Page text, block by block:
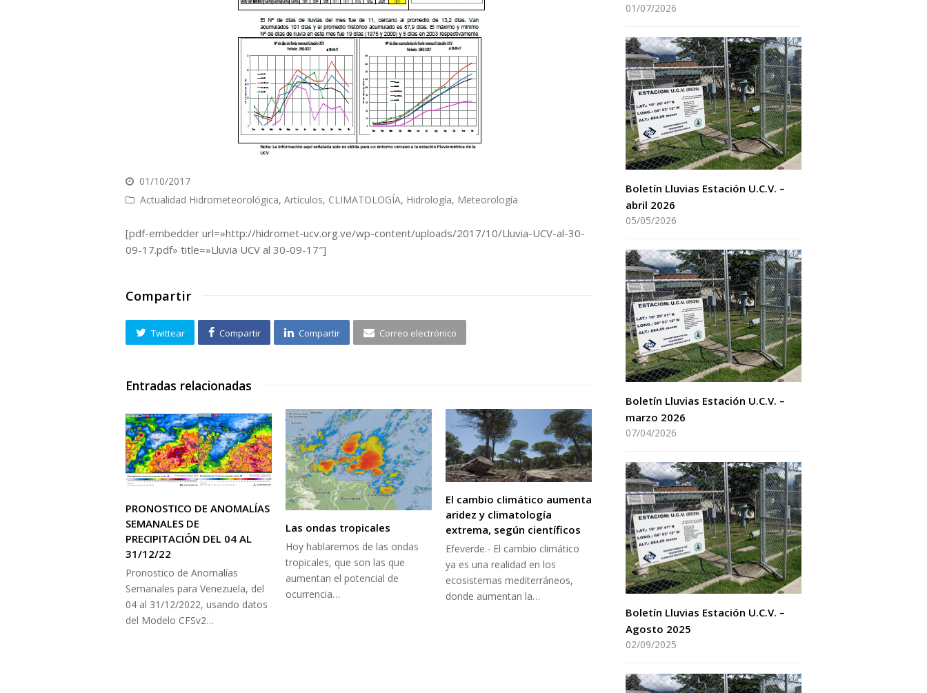
01/10/2017
Actualidad Hidrometeorológica, Artículos, CLIMATOLOGÍA, Hidrología, Meteorología
[pdf-embedder url=»http://hidromet-ucv.org.ve/wp-content/uploads/2017/10/Lluvia-UCV-al-30-
09-17.pdf» title=»Lluvia UCV al 30-09-17″]
Compartir
Twittear Compartir Compartir Correo electrónico
Entradas relacionadas
PRONOSTICO DE ANOMALÍAS
SEMANALES DE
PRECIPITACIÓN DEL 04 AL
31/12/22
Pronostico de Anomalías
Semanales para Venezuela, del
04 al 31/12/2022, usando datos
del Modelo CFSv2…
Las ondas tropicales
Hoy hablaremos de las ondas
tropicales, que son las que
aumentan el potencial de
ocurrencia…
El cambio climático aumenta
aridez y climatología
extrema, según científicos
Efeverde.- El cambio climático
ya es una realidad en los
ecosistemas mediterráneos,
donde aumentan la…
01/07/2026
Boletín Lluvias Estación U.C.V. –
abril 2026
05/05/2026
Boletín Lluvias Estación U.C.V. –
marzo 2026
07/04/2026
Boletín Lluvias Estación U.C.V. –
Agosto 2025
02/09/2025